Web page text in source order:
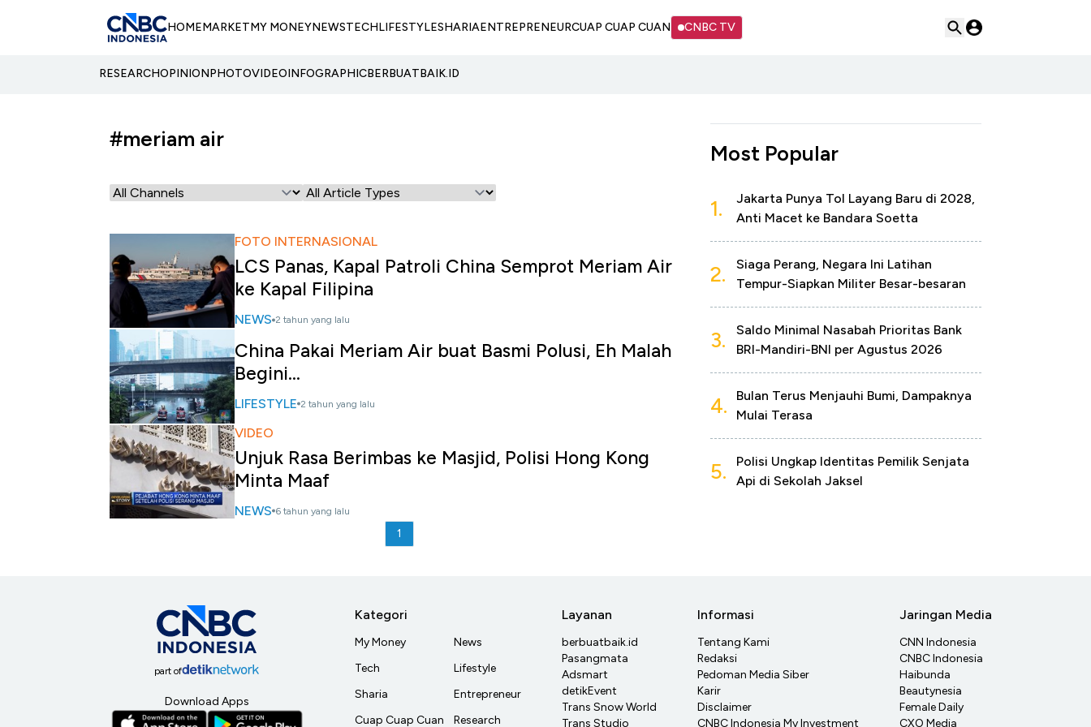
HOMEMARKETMY MONEYNEWSTECHLIFESTYLESHARIAENTREPRENEURCUAP CUAP CUAN CNBC TV
RESEARCHOPINIONPHOTOVIDEOINFOGRAPHICBERBUATBAIK.ID
#meriam air
FOTO INTERNASIONAL
LCS Panas, Kapal Patroli China Semprot Meriam Air
ke Kapal Filipina
NEWS 2 tahun yang lalu
China Pakai Meriam Air buat Basmi Polusi, Eh Malah
Begini...
LIFESTYLE 2 tahun yang lalu
VIDEO
Unjuk Rasa Berimbas ke Masjid, Polisi Hong Kong
Minta Maaf
NEWS 6 tahun yang lalu
1
Most Popular
1.
Jakarta Punya Tol Layang Baru di 2028,
Anti Macet ke Bandara Soetta
2.
Siaga Perang, Negara Ini Latihan
Tempur-Siapkan Militer Besar-besaran
3.
Saldo Minimal Nasabah Prioritas Bank
BRI-Mandiri-BNI per Agustus 2026
4.
Bulan Terus Menjauhi Bumi, Dampaknya
Mulai Terasa
5.
Polisi Ungkap Identitas Pemilik Senjata
Api di Sekolah Jaksel
part of
Download Apps
Kategori
My Money
Tech
Sharia
Cuap Cuap Cuan
News
Lifestyle
Entrepreneur
Research
Layanan
berbuatbaik.id
Pasangmata
Adsmart
detikEvent
Trans Snow World
Trans Studio
Informasi
Tentang Kami
Redaksi
Pedoman Media Siber
Karir
Disclaimer
CNBC Indonesia My Investment
Jaringan Media
CNN Indonesia
CNBC Indonesia
Haibunda
Beautynesia
Female Daily
CXO Media